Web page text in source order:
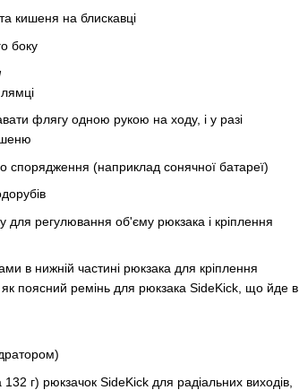
кишеня на блискавці
боку
флягу одною рукою на ходу, і у разі
спорядження (наприклад сонячної батареї)
для регулювання об'єму рюкзака і кріплення
в нижній частині рюкзака для кріплення
поясний ремінь для рюкзака SideKick, що йде в
г) рюкзачок SideKick для радіальних виходів,